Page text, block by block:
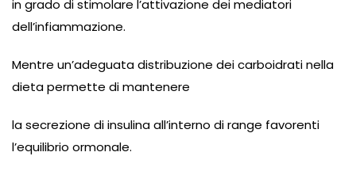
in grado di stimolare l’attivazione dei mediatori
dell’infiammazione.
Mentre un’adeguata distribuzione dei carboidrati nella
dieta permette di mantenere
la secrezione di insulina all’interno di range favorenti
l’equilibrio ormonale.